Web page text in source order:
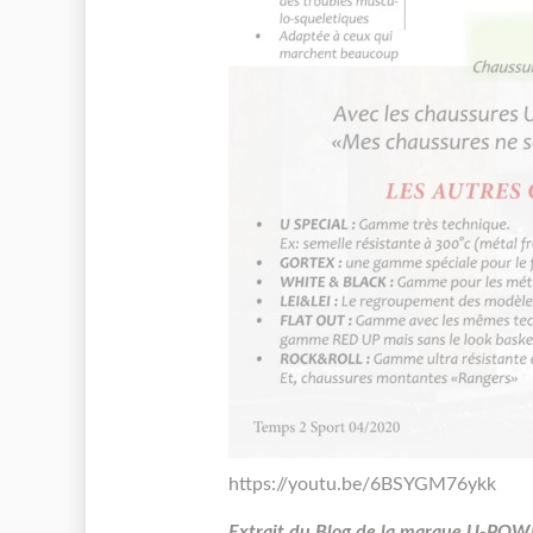
https://youtu.be/6BSYGM76ykk